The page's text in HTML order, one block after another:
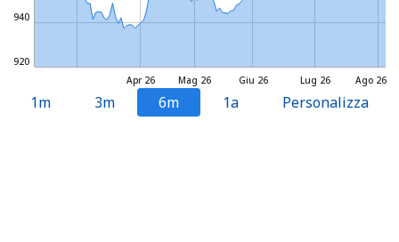
Mag 26 Lug 26
Apr 26 Giu 26 Ago 26
920
940
1m 3m 6m 1a Personalizza